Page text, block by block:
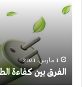
وترشيد
1 مارس، 2021
الفرق بين كفاءة